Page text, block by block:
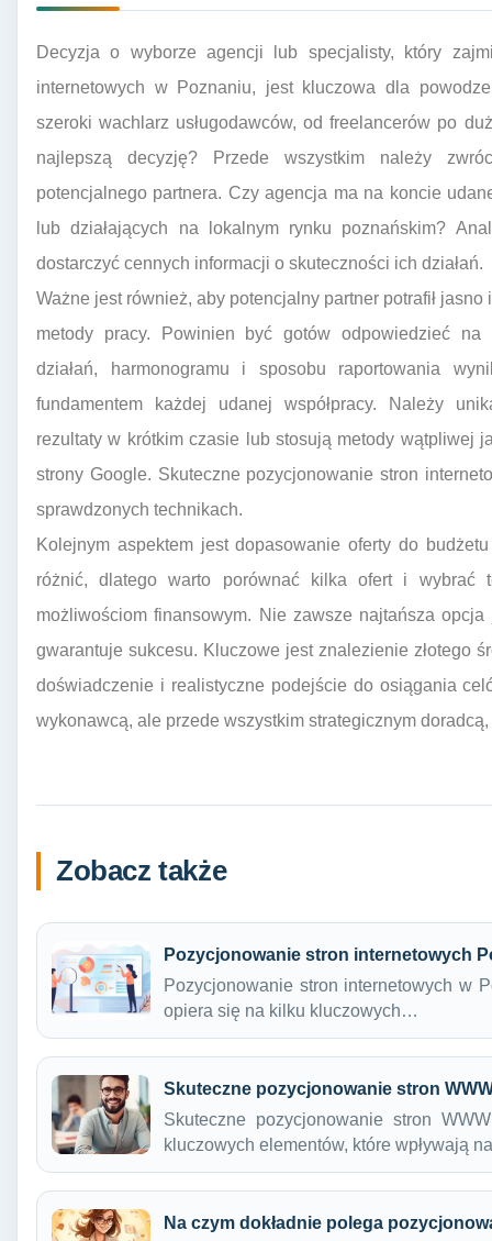
Decyzja o wyborze agencji lub specjalisty, który
internetowych w Poznaniu, jest kluczowa dla
szeroki wachlarz usługodawców, od freelancerów po
najlepszą decyzję? Przede wszystkim należy
potencjalnego partnera. Czy agencja ma na koncie
lub działających na lokalnym rynku poznańskim?
dostarczyć cennych informacji o skuteczności ich działań.
Ważne jest również, aby potencjalny partner potrafił
metody pracy. Powinien być gotów odpowiedzieć na
działań, harmonogramu i sposobu raportowania
fundamentem każdej udanej współpracy. Należy
rezultaty w krótkim czasie lub stosują metody wątpliwej
strony Google. Skuteczne pozycjonowanie stron
sprawdzonych technikach.
Kolejnym aspektem jest dopasowanie oferty do
różnić, dlatego warto porównać kilka ofert i wybrać
możliwościom finansowym. Nie zawsze najtańsza
gwarantuje sukcesu. Kluczowe jest znalezienie złotego
doświadczenie i realistyczne podejście do osiągania
wykonawcą, ale przede wszystkim strategicznym
Zobacz także
Pozycjonowanie stron internetowych
Pozycjonowanie stron internetowych w
opiera się na kilku kluczowych…
Skuteczne pozycjonowanie stron
Skuteczne pozycjonowanie stron
kluczowych elementów, które wpływają
Na czym dokładnie polega